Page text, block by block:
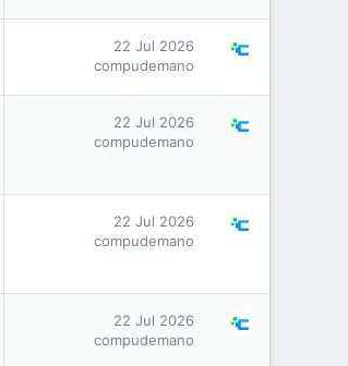
22 Jul 2026
compudemano
22 Jul 2026
compudemano
22 Jul 2026
compudemano
22 Jul 2026
compudemano